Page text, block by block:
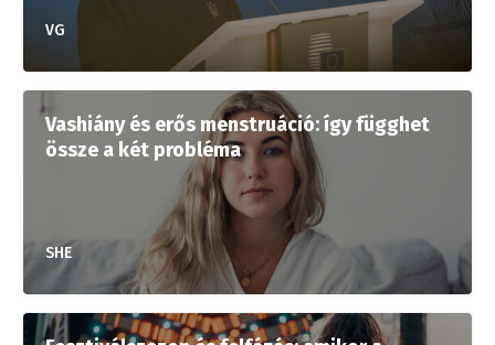
VG
Vashiány és erős menstruáció: így függhet
össze a két probléma
SHE